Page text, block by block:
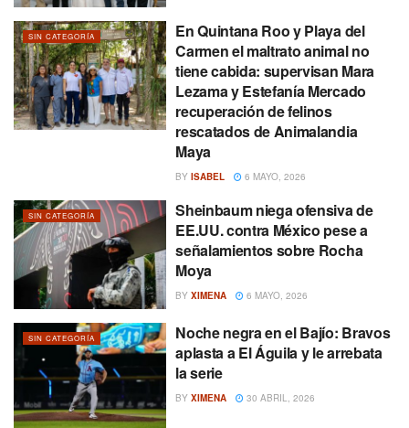
SIN CATEGORÍA
En Quintana Roo y Playa del
Carmen el maltrato animal no
tiene cabida: supervisan Mara
Lezama y Estefanía Mercado
recuperación de felinos
rescatados de Animalandia
Maya
BY ISABEL 6 MAYO, 2026
SIN CATEGORÍA
Sheinbaum niega ofensiva de
EE.UU. contra México pese a
señalamientos sobre Rocha
Moya
BY XIMENA 6 MAYO, 2026
SIN CATEGORÍA
Noche negra en el Bajío: Bravos
aplasta a El Águila y le arrebata
la serie
BY XIMENA 30 ABRIL, 2026